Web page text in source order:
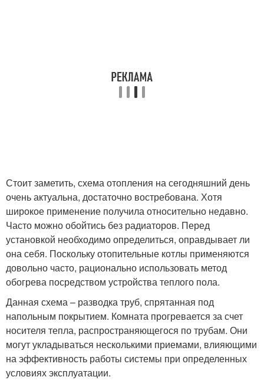
Стоит заметить, схема отопления на сегодняшний день
очень актуальна, достаточно востребована. Хотя
широкое применение получила относительно недавно.
Часто можно обойтись без радиаторов. Перед
установкой необходимо определиться, оправдывает ли
она себя. Поскольку отопительные котлы применяются
довольно часто, рационально использовать метод
обогрева посредством устройства теплого пола.
Данная схема – разводка труб, спрятанная под
напольным покрытием. Комната прогревается за счет
носителя тепла, распространяющегося по трубам. Они
могут укладываться несколькими приемами, влияющими
на эффективность работы системы при определенных
условиях эксплуатации.